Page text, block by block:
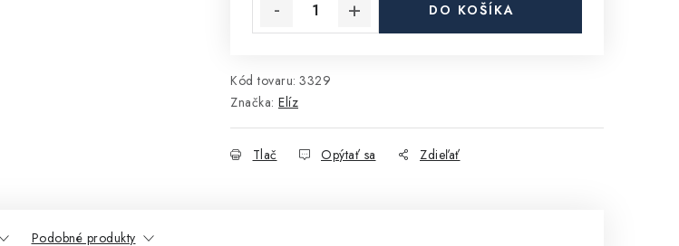
DO KOŠÍKA
Kód tovaru: 3329
Značka: Elíz
Tlač Opýtať sa Zdieľať
Podobné produkty